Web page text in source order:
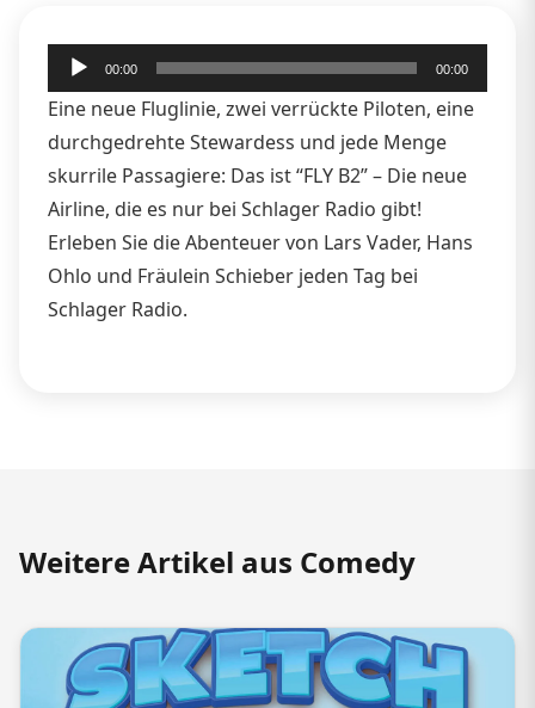
Audio-
Player
00:00 00:00
Eine neue Fluglinie, zwei verrückte Piloten, eine
durchgedrehte Stewardess und jede Menge
skurrile Passagiere: Das ist “FLY B2” – Die neue
Airline, die es nur bei Schlager Radio gibt!
Erleben Sie die Abenteuer von Lars Vader, Hans
Ohlo und Fräulein Schieber jeden Tag bei
Schlager Radio.
Weitere Artikel aus Comedy